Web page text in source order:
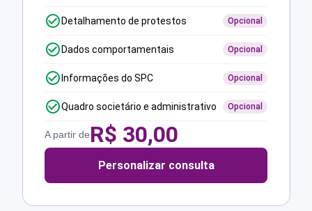
Detalhamento de protestos Opcional
Dados comportamentais Opcional
Informações do SPC Opcional
Quadro societário e administrativo Opcional
A partir deR$ 30,00
Personalizar consulta